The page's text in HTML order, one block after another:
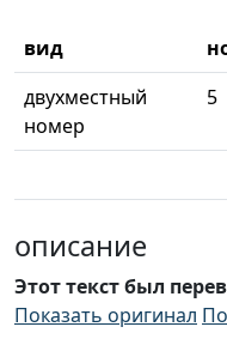
вид
двухместный
номер
5
описание
Этот текст был
Показать оригинал